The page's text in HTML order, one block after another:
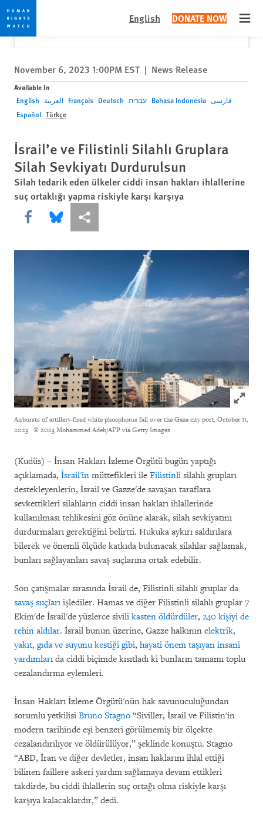
Skip
to
cookie
privacy
notice
Skip
to
main
content
English DONATE NOW
Would you like to read this page in English?
Yes
✕
November 6, 2023 1:00PM EST | News Release
Available In
English العربية Français Deutsch עברית Bahasa Indonesia فارسی
Español Türkçe
İsrail’e ve Filistinli Silahlı Gruplara
Silah Sevkiyatı Durdurulsun
Silah tedarik eden ülkeler ciddi insan hakları ihlallerine
suç ortaklığı yapma riskiyle karşı karşıya
Share this via Facebook
Share this via Bluesky
More sharing options
Click to
Airbursts of artillery-fired white phosphorus fall over the Gaza city port, October 11,
2023. © 2023 Mohammed Adeb/AFP via Getty Images
(Kudüs) – İnsan Hakları İzleme Örgütü bugün yaptığı
açıklamada, İsrail'in müttefikleri ile Filistinli silahlı grupları
destekleyenlerin, İsrail ve Gazze'de savaşan taraflara
sevkettikleri silahların ciddi insan hakları ihlallerinde
kullanılması tehlikesini göz önüne alarak, silah sevkiyatını
durdurmaları gerektiğini belirtti. Hukuka aykırı saldırılara
bilerek ve önemli ölçüde katkıda bulunacak silahlar sağlamak,
bunları sağlayanları savaş suçlarına ortak edebilir.
Son çatışmalar sırasında İsrail de, Filistinli silahlı gruplar da
savaş suçları işlediler. Hamas ve diğer Filistinli silahlı gruplar 7
Ekim'de İsrail'de yüzlerce sivili kasten öldürdüler, 240 kişiyi de
rehin aldılar. İsrail bunun üzerine, Gazze halkının elektrik,
yakıt, gıda ve suyunu kestiği gibi, hayati önem taşıyan insani
yardımları da ciddi biçimde kısıtladı ki bunların tamamı toplu
cezalandırma eylemleri.
İnsan Hakları İzleme Örgütü'nün hak savunuculuğundan
sorumlu yetkilisi Bruno Stagno “Siviller, İsrail ve Filistin'in
modern tarihinde eşi benzeri görülmemiş bir ölçekte
cezalandırılıyor ve öldürülüyor,” şeklinde konuştu. Stagno
“ABD, İran ve diğer devletler, insan haklarını ihlal ettiği
bilinen faillere askeri yardım sağlamaya devam ettikleri
takdirde, bu ciddi ihlallerin suç ortağı olma riskiyle karşı
karşıya kalacaklardır,” dedi.